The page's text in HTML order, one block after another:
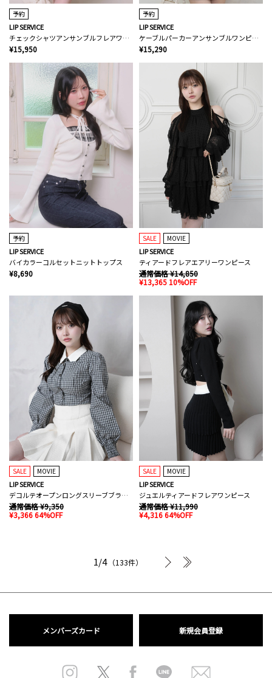
予約
LIP SERVICE
チェックシャツアンサンブルフレアワンピース
¥15,950
予約
LIP SERVICE
ケーブルパーカーアンサンブルワンピース
¥15,290
予約
LIP SERVICE
バイカラーコルセットニットトップス
¥8,690
SALE MOVIE
LIP SERVICE
ティアードフレアエアリーワンピース
通常価格 ¥14,850
¥13,365 10%OFF
SALE MOVIE
LIP SERVICE
デコルテオープンロングスリーブブラウス
通常価格 ¥9,350
¥3,366 64%OFF
SALE MOVIE
LIP SERVICE
ジュエルティアードフレアワンピース
通常価格 ¥11,990
¥4,316 64%OFF
1/4 （133件）
次へ
メンバーズカード 新規会員登録